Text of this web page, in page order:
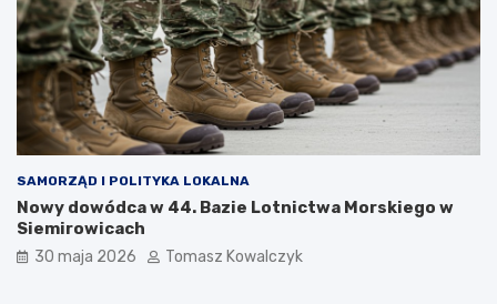
SAMORZĄD I POLITYKA LOKALNA
Nowy dowódca w 44. Bazie Lotnictwa Morskiego w
Siemirowicach
30 maja 2026 Tomasz Kowalczyk